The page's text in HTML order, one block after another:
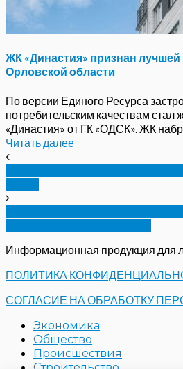
ЖК «Династия» признан
Орловской области
По версии Единого Ресурса
потребительским качествам стал
«Династия» от ГК «ОДСК». ЖК
Читать далее
Информационная продукция для
ПОЛИТИКА
СОГЛАСИЕ НА ОБРАБОТКУ
Экономика
Общество
Происшествия